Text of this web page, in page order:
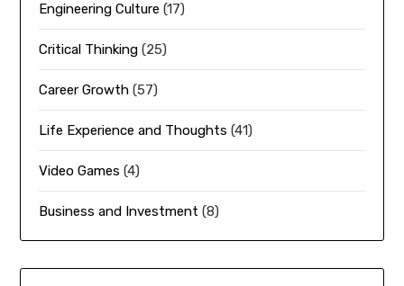
Engineering Culture (17)
Critical Thinking (25)
Career Growth (57)
Life Experience and Thoughts (41)
Video Games (4)
Business and Investment (8)